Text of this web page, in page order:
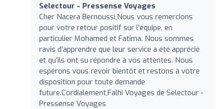
Selectour - Pressense Voyages
Cher Nacera Bernoussi,Nous vous remercions
pour votre retour positif sur l'équipe, en
particulier Mohamed et Fatima. Nous sommes
ravis d'apprendre que leur service a été apprécié
et qu'ils ont su répondre à vos attentes. Nous
espérons vous revoir bientôt et restons à votre
disposition pour toute demande
future.Cordialement,Falhi Voyages de Selectour -
Pressense Voyages